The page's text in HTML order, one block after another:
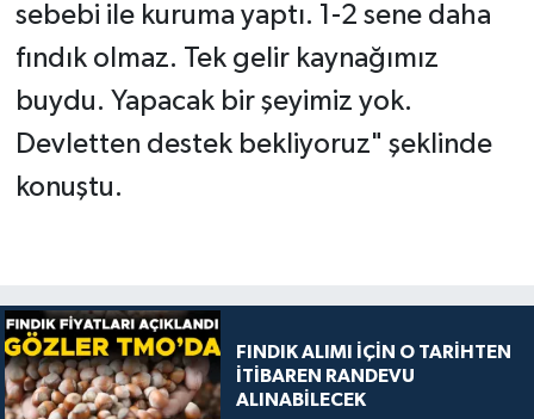
sebebi ile kuruma yaptı. 1-2 sene daha
fındık olmaz. Tek gelir kaynağımız
buydu. Yapacak bir şeyimiz yok.
Devletten destek bekliyoruz" şeklinde
konuştu.
FINDIK ALIMI İÇİN O TARİHTEN
İTİBAREN RANDEVU
ALINABİLECEK